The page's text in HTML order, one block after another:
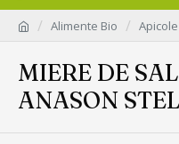
Alimente Bio
MIERE DE
ANASON